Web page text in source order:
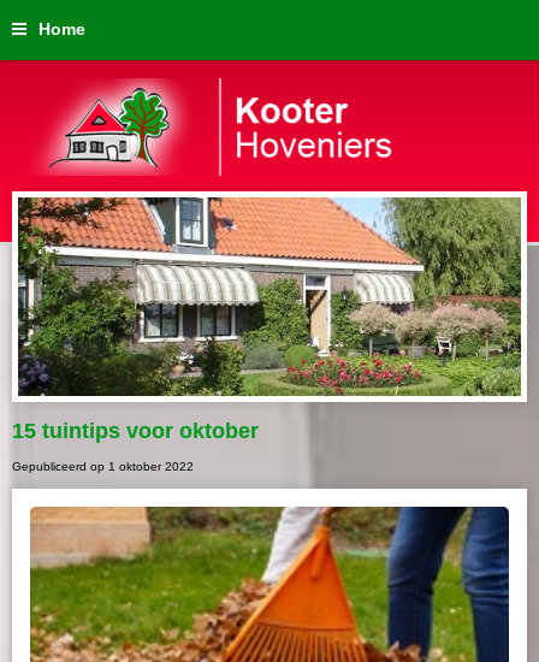
Home
15 tuintips voor oktober
Gepubliceerd op 1 oktober 2022